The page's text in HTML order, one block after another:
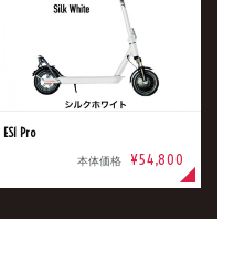
ES1 Pro
本体価格 ¥54,800